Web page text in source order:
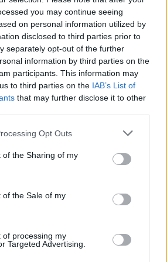
you may continue seeing
on personal information utilized by
disclosed to third parties prior to
separately opt-out of the further
information by third parties on the
participants. This information may
to third parties on the IAB’s List of
that may further disclose it to other
app uses one or more Google
or usage behaviour. You may click to
to Google and its third-party tags to
specified purposes in below Google
Opt Outs
of the Sharing of my
of the Sale of my
of processing my
Targeted Advertising.
θεματικών ενοτήτων.
των προγραμμάτων
θα λάβουν βεβαίωση
από τα ΚΔΒΜ
nea-anakoinwseis.
Αγγλικών σε
στα χέρια σας